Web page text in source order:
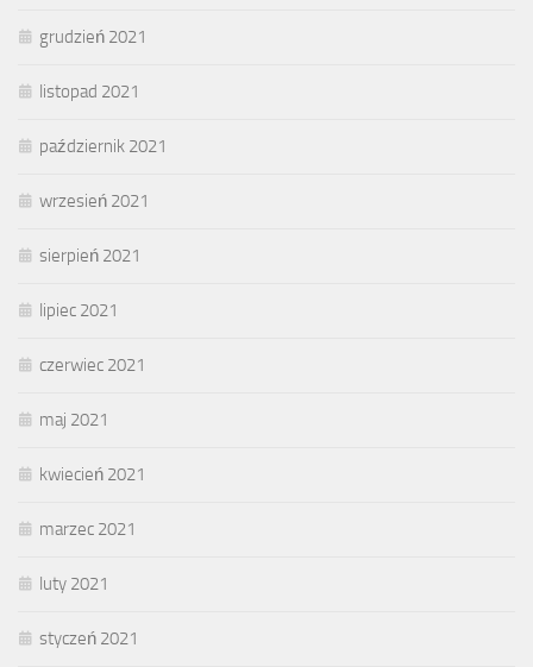
grudzień 2021
listopad 2021
październik 2021
wrzesień 2021
sierpień 2021
lipiec 2021
czerwiec 2021
maj 2021
kwiecień 2021
marzec 2021
luty 2021
styczeń 2021